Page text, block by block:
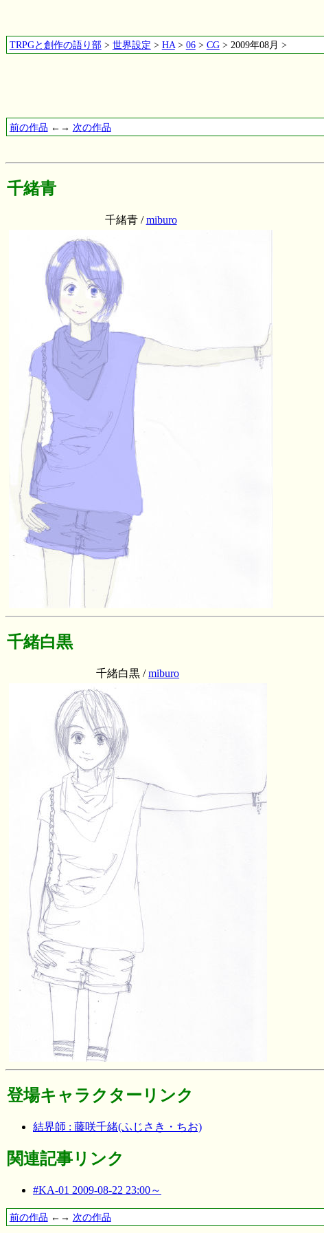
TRPGと創作の語り部> 世界設定 > HA> 06> CG> 2009年08月 >
前の作品 ←→ 次の作品
千緒青
千緒青 /miburo
千緒白黒
千緒白黒 /miburo
登場キャラクターリンク
結界師 : 藤咲千緒(ふじさき・ちお)
関連記事リンク
#KA-01 2009-08-22 23:00～
前の作品 ←→ 次の作品